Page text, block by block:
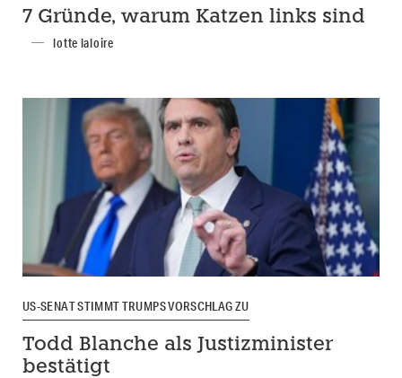
7 Gründe, warum Katzen links sind
lotte laloire
US-SENAT STIMMT TRUMPS VORSCHLAG ZU
Todd Blanche als Justizminister
bestätigt